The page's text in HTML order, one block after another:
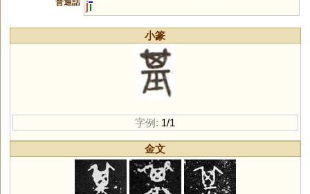
j
小篆
字例: 1/1
金文